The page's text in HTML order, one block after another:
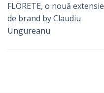
FLORETE, o nouă extensie
de brand by Claudiu
Ungureanu